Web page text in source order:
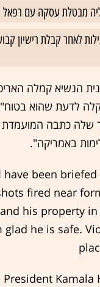
מבטלת עסקה עם רפאל
לאחר קבלת רישיון
הנשיא קמלה
לדעת שהוא
שלה כתבה המועמדת
באמריקה".
have been
fired near
his property in
glad he is safe.